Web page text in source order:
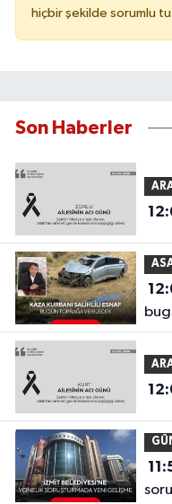
hiçbir şekilde sorumlu
Son Haberler